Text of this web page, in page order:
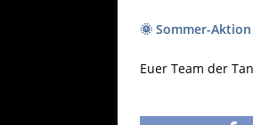
🌞 Sommer-
Euer Team der